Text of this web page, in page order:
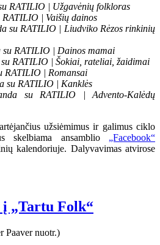
RATILIO | Užgavėnių folkloras
RATILIO | Vaišių dainos
su RATILIO | Liudviko Rėzos rinkinių
su RATILIO | Dainos mamai
su RATILIO | Šokiai, rateliai, žaidimai
RATILIO | Romansai
su RATILIO | Kanklės
su RATILIO | Advento-Kalėdų
užsiėmimus ir galimus ciklo
skelbiama ansamblio „Facebook“
kalendoriuje. Dalyvavimas atvirose
į „Tartu Folk“